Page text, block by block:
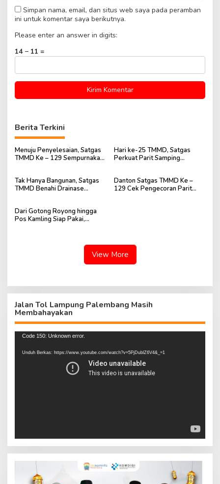
Simpan nama, email, dan situs web saya pada peramban
ini untuk komentar saya berikutnya.
Please enter an answer in digits:
14 − 11 =
Berita Terkini
Menuju Penyelesaian, Satgas
TMMD Ke – 129 Sempurnakan
Hari ke-25 TMMD, Satgas
Perkuat Parit Samping
Tak Hanya Bangunan, Satgas
TMMD Benahi Drainase
Danton Satgas TMMD Ke –
129 Cek Pengecoran Parit
Dari Gotong Royong hingga
Pos Kamling Siap Pakai,
View More
Jalan Tol Lampung Palembang Masih
Membahayakan
Pemutar
Code 150: Unknown error.
Unduh Berkas: https://www.youtube.com/watch?v=5PjDublZ6V4&_=1